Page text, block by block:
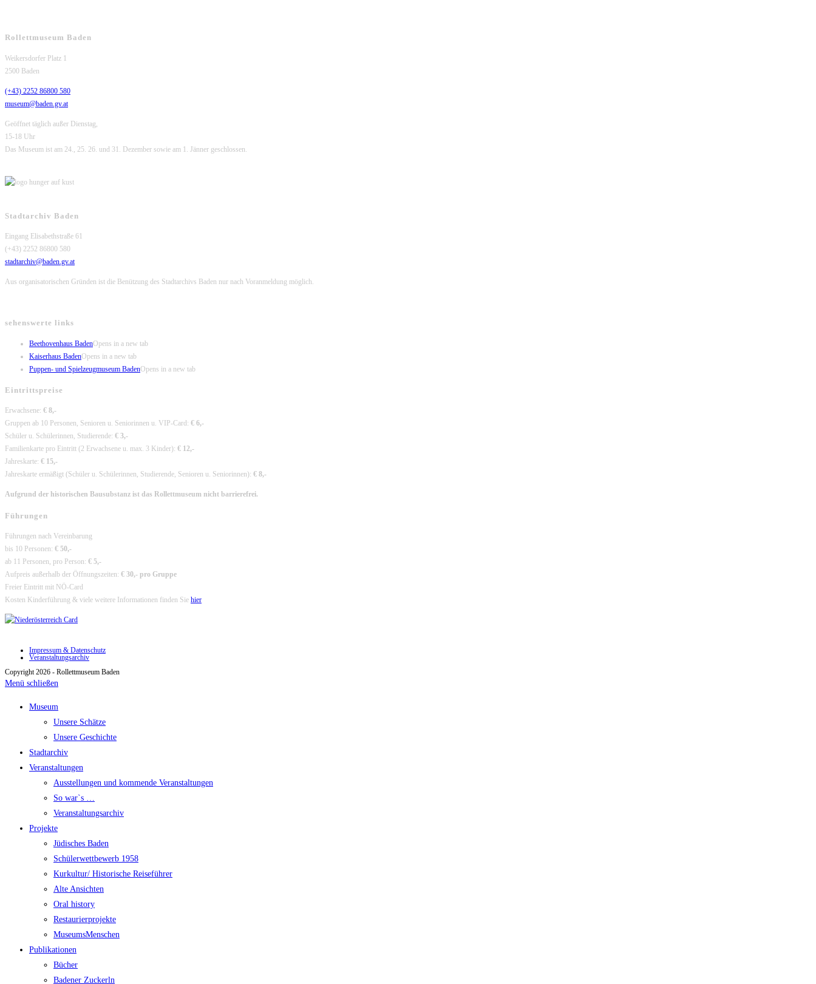
Rollettmuseum Baden
Weikersdorfer Platz 1
2500 Baden
(+43) 2252 86800 580
museum@baden.gv.at
Geöffnet täglich außer Dienstag,
15-18 Uhr
Das Museum ist am 24., 25. 26. und 31. Dezember sowie am 1. Jänner geschlossen.
Stadtarchiv Baden
Eingang Elisabethstraße 61
(+43) 2252 86800 580
stadtarchiv@baden.gv.at
Aus organisatorischen Gründen ist die Benützung des Stadtarchivs Baden nur nach Voranmeldung möglich.
sehenswerte links
Beethovenhaus BadenOpens in a new tab
Kaiserhaus BadenOpens in a new tab
Puppen- und Spielzeugmuseum BadenOpens in a new tab
Eintrittspreise
Erwachsene: € 8,-
Gruppen ab 10 Personen, Senioren u. Seniorinnen u. VIP-Card: € 6,-
Schüler u. Schülerinnen, Studierende: € 3,-
Familienkarte pro Eintritt (2 Erwachsene u. max. 3 Kinder): € 12,-
Jahreskarte: € 15,-
Jahreskarte ermäßigt (Schüler u. Schülerinnen, Studierende, Senioren u. Seniorinnen): € 8,-
Aufgrund der historischen Bausubstanz ist das Rollettmuseum nicht barrierefrei.
Führungen
Führungen nach Vereinbarung
bis 10 Personen: € 50,-
ab 11 Personen, pro Person: € 5,-
Aufpreis außerhalb der Öffnungszeiten: € 30,- pro Gruppe
Freier Eintritt mit NÖ-Card
Kosten Kinderführung & viele weitere Informationen finden Sie hier
Impressum & Datenschutz
Veranstaltungsarchiv
Copyright 2026 - Rollettmuseum Baden
Menü schließen
Museum
Unsere Schätze
Unsere Geschichte
Stadtarchiv
Veranstaltungen
Ausstellungen und kommende Veranstaltungen
So war`s …
Veranstaltungsarchiv
Projekte
Jüdisches Baden
Schülerwettbewerb 1958
Kurkultur/ Historische Reiseführer
Alte Ansichten
Oral history
Restaurierprojekte
MuseumsMenschen
Publikationen
Bücher
Badener Zuckerln